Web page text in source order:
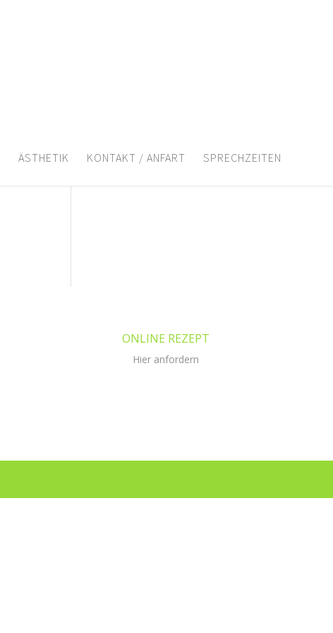
ÄSTHETIK KONTAKT / ANFART SPRECHZEITEN
ONLINE REZEPT
Hier anfordern